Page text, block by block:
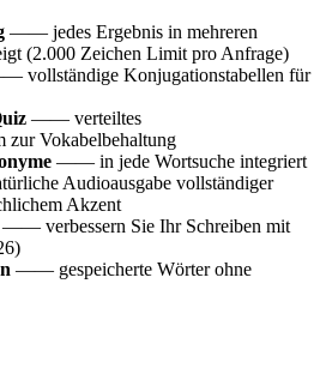
—— jedes Ergebnis in mehreren
(2.000 Zeichen Limit pro Anfrage)
vollständige Konjugationstabellen für
—— verteiltes
zur Vokabelbehaltung
—— in jede Wortsuche integriert
Audioausgabe vollständiger
Akzent
—— verbessern Sie Ihr Schreiben mit
—— gespeicherte Wörter ohne